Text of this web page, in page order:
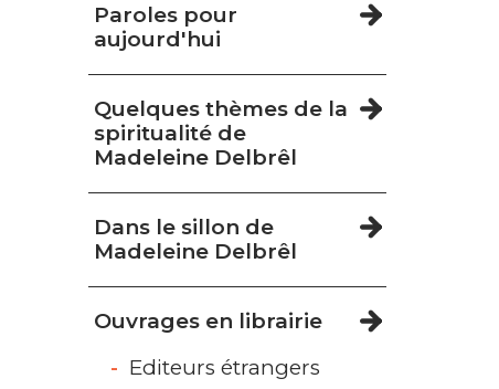
Paroles pour
aujourd'hui
Quelques thèmes de la
spiritualité de
Madeleine Delbrêl
Dans le sillon de
Madeleine Delbrêl
Ouvrages en librairie
Editeurs étrangers